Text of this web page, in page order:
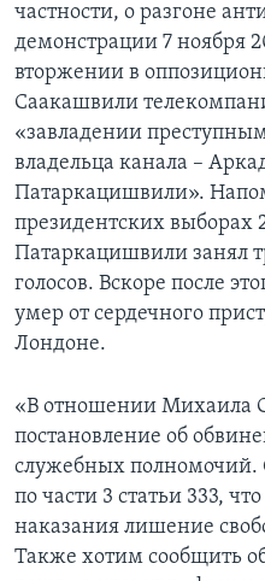
частности, о разгоне
демонстрации 7 ноября
вторжении в
Саакашвили
«завладении
владельца канала –
Патаркацишвили».
президентских выборах
Патаркацишвили занял
голосов. Вскоре после
умер от сердечного
Лондоне.
«В отношении Михаила
постановление об
служебных полномочий.
по части 3 статьи 333,
наказания лишение
Также хотим сообщить